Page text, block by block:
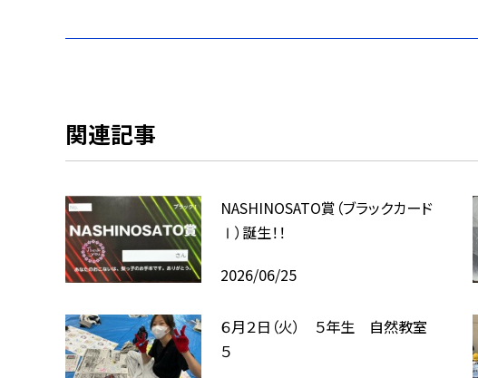
関連記事
NASHINOSATO賞（ブラックカード
Ⅰ）誕生！！
2026/06/25
６月２日（火） ５年生 自然教室
５